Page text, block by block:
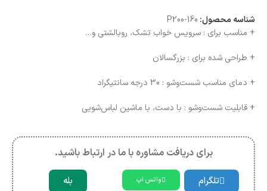
شناسه محصول: P200-160
+ مناسب برای : سرویس خواب تشک، روبالشتی و…
+ طراحی شده برای : بزرگسالان
+ دمای مناسب شست‌وشو : 30 درجه سانتیگراد
+ قابلیت شست‌وشو : با دست، با ماشین لباس‌شویی
برای دریافت مشاوره با ما در ارتباط باشید.
تلگرام واتس اپ بله